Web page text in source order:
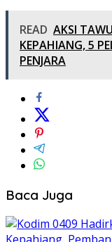
READ AKSI
KEPAHIANG, 5
PENJARA
Baca Juga